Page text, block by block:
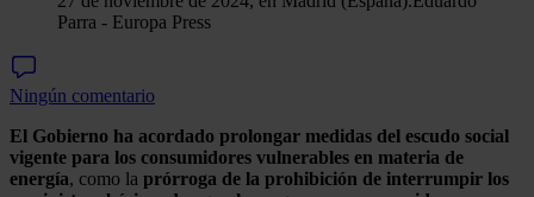
Parra - Europa Press
Ningún comentario
El Gobierno ha acordado prolongar medidas del escudo social
vigente para los consumidores vulnerables en materia de
energía, como la prórroga de la prohibición de interrumpir los